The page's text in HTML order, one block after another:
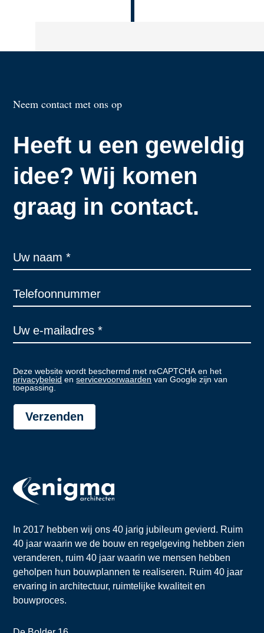
Neem contact met ons op
Heeft u een geweldig
idee? Wij komen
graag in contact.
Contactformulier
(kort
-
light
mode)
Deze website wordt beschermd met reCAPTCHA en het
privacybeleid enservicevoorwaarden van Google zijn van
toepassing.
Verzenden
In 2017 hebben wij ons 40 jarig jubileum gevierd. Ruim
40 jaar waarin we de bouw en regelgeving hebben zien
veranderen, ruim 40 jaar waarin we mensen hebben
geholpen hun bouwplannen te realiseren. Ruim 40 jaar
ervaring in architectuur, ruimtelijke kwaliteit en
bouwproces.